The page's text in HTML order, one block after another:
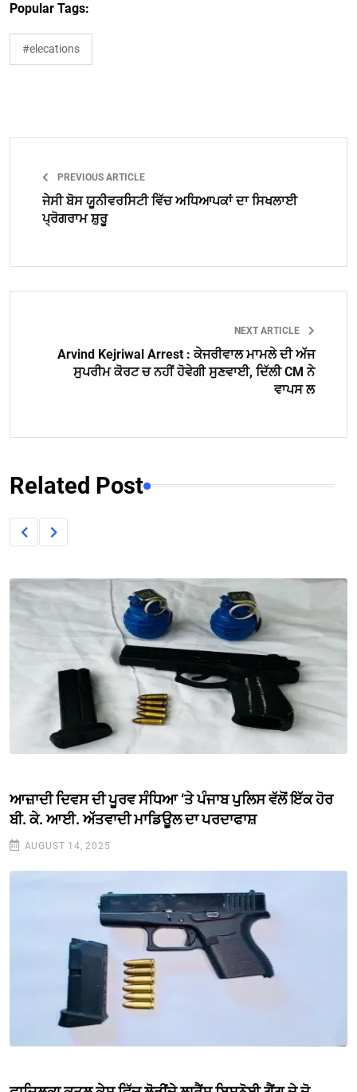
Popular Tags:
#elecations
PREVIOUS ARTICLE
ਜੇਸੀ ਬੋਸ ਯੂਨੀਵਰਸਿਟੀ ਵਿੱਚ ਅਧਿਆਪਕਾਂ ਦਾ ਸਿਖਲਾਈ
ਪ੍ਰੋਗਰਾਮ ਸ਼ੁਰੂ
NEXT ARTICLE
Arvind Kejriwal Arrest : ਕੇਜਰੀਵਾਲ ਮਾਮਲੇ ਦੀ ਅੱਜ
ਸੁਪਰੀਮ ਕੋਰਟ ਚ ਨਹੀਂ ਹੋਵੇਗੀ ਸੁਣਵਾਈ, ਦਿੱਲੀ CM ਨੇ
ਵਾਪਸ ਲ
Related Post
ਆਜ਼ਾਦੀ ਦਿਵਸ ਦੀ ਪੂਰਵ ਸੰਧਿਆ ‘ਤੇ ਪੰਜਾਬ ਪੁਲਿਸ ਵੱਲੋਂ ਇੱਕ ਹੋਰ
ਬੀ. ਕੇ. ਆਈ. ਅੱਤਵਾਦੀ ਮਾਡਿਊਲ ਦਾ ਪਰਦਾਫਾਸ਼
AUGUST 14, 2025